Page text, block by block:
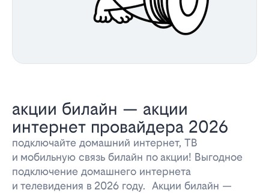
акции билайн — акции
интернет провайдера 2026
подключайте домашний интернет, ТВ
и мобильную связь билайн по акции! Выгодное
подключение домашнего интернета
и телевидения в 2026 году. Акции билайн —